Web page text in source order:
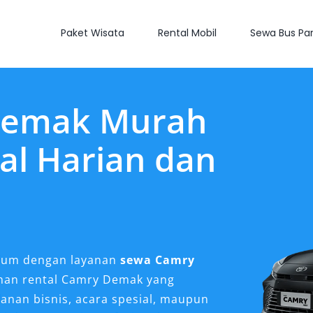
Paket Wisata Rental Mobil Sewa Bus
Murah
Harian dan
dengan layanansewa Camry
rental Camry Demak yang
bisnis, acara spesial, maupun